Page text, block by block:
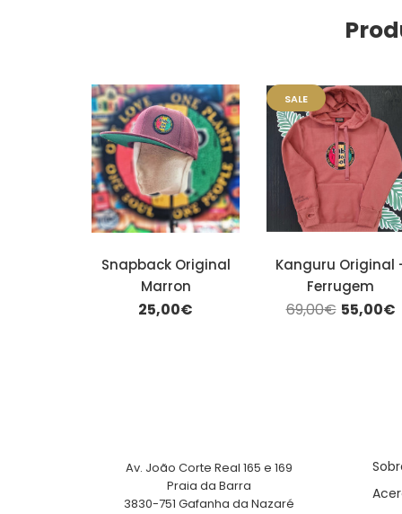
Snapback Original
Marron
25,00€
SALE
Kanguru Original
Ferrugem
69,00€ 55,00€
Av. João Corte Real 165 e 169
Praia da Barra
3830-751 Gafanha da Nazaré